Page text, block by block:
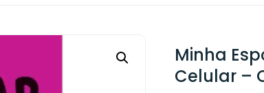
Minha
Celular –